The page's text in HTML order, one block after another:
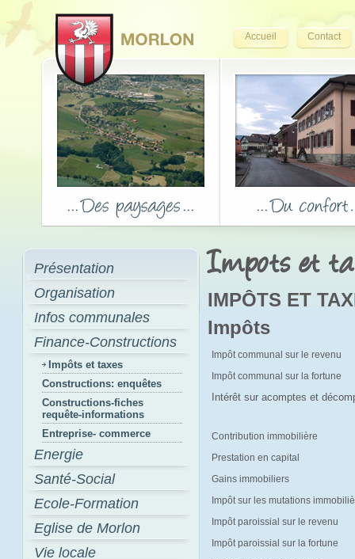
Accueil Contact
Présentation
Organisation
Infos communales
Finance-Constructions
Impôts et taxes
Constructions: enquêtes
Constructions-fiches
requête-informations
Entreprise- commerce
Energie
Santé-Social
Ecole-Formation
Eglise de Morlon
Vie locale
Impots et
IMPÔTS ET
Impôts
Impôt communal sur le revenu
Impôt communal sur la fortune
Intérêt sur acomptes et
Contribution immobilière
Prestation en capital
Gains immobiliers
Impôt sur les mutations
Impôt paroissial sur le revenu
Impôt paroissial sur la fortune